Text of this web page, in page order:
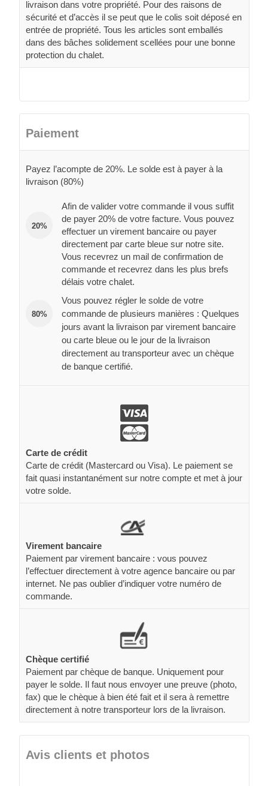
livraison dans votre propriété. Pour des raisons de
sécurité et d’accès il se peut que le colis soit déposé en
entrée de propriété. Tous les articles sont emballés
dans des bâches solidement scellées pour une bonne
protection du chalet.
Paiement
Payez l’acompte de 20%. Le solde est à payer à la
livraison (80%)
20%
Afin de valider votre commande il vous suffit
de payer 20% de votre facture. Vous pouvez
effectuer un virement bancaire ou payer
directement par carte bleue sur notre site.
Vous recevrez un mail de confirmation de
commande et recevrez dans les plus brefs
délais votre chalet.
80%
Vous pouvez régler le solde de votre
commande de plusieurs manières : Quelques
jours avant la livraison par virement bancaire
ou carte bleue ou le jour de la livraison
directement au transporteur avec un chèque
de banque certifié.
Carte de crédit
Carte de crédit (Mastercard ou Visa). Le paiement se
fait quasi instantanément sur notre compte et met à jour
votre solde.
Virement bancaire
Paiement par virement bancaire : vous pouvez
l’effectuer directement à votre agence bancaire ou par
internet. Ne pas oublier d’indiquer votre numéro de
commande.
Chèque certifié
Paiement par chèque de banque. Uniquement pour
payer le solde. Il faut nous envoyer une preuve (photo,
fax) que le chèque à bien été fait et il sera à remettre
directement à notre transporteur lors de la livraison.
Avis clients et photos